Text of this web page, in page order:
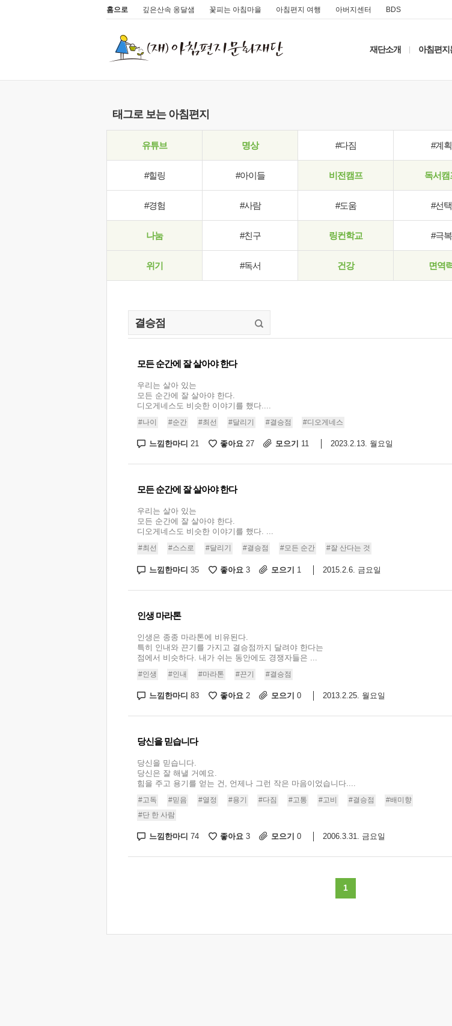
홈으로 깊은산속 옹달샘 꽃피는 아침마을 아침편지 여행 아버지센터 BDS
재단소개 아침편지
태그로 보는 아침편지
유튜브 명상 #다짐 #계획
#힐링 #아이들 비전캠프 독서캠
#경험 #사람 #도움 #선택
나눔 #친구 링컨학교 #극복
위기 #독서 건강 면역
모든 순간에 잘 살아야 한다
우리는 살아 있는
모든 순간에 잘 살아야 한다.
디오게네스도 비슷한 이야기를 했다....
#나이 #순간 #최선 #달리기 #결승점 #디오게네스
느낌한마디 21 좋아요 27 모으기 11 2023.2.13. 월요일
모든 순간에 잘 살아야 한다
우리는 살아 있는
모든 순간에 잘 살아야 한다.
디오게네스도 비슷한 이야기를 했다. ...
#최선 #스스로 #달리기 #결승점 #모든 순간 #잘 산다는 것
느낌한마디 35 좋아요 3 모으기 1 2015.2.6. 금요일
인생 마라톤
인생은 종종 마라톤에 비유된다.
특히 인내와 끈기를 가지고 결승점까지 달려야 한다는
점에서 비슷하다. 내가 쉬는 동안에도 경쟁자들은 ...
#인생 #인내 #마라톤 #끈기 #결승점
느낌한마디 83 좋아요 2 모으기 0 2013.2.25. 월요일
당신을 믿습니다
당신을 믿습니다.
당신은 잘 해낼 거예요.
힘을 주고 용기를 얻는 건, 언제나 그런 작은 마음이었습니다....
#고독 #믿음 #열정 #용기 #다짐 #고통 #고비 #결승점
#배미향
#단 한 사람
느낌한마디 74 좋아요 3 모으기 0 2006.3.31. 금요일
1